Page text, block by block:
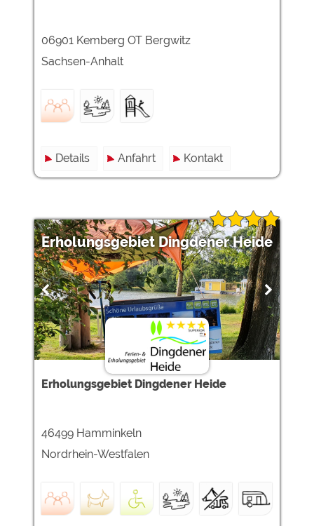
06901 Kemberg OT Bergwitz
Sachsen-Anhalt
Details Anfahrt Kontakt
Erholungsgebiet Dingdener Heide
Erholungsgebiet Dingdener Heide
46499 Hamminkeln
Nordrhein-Westfalen